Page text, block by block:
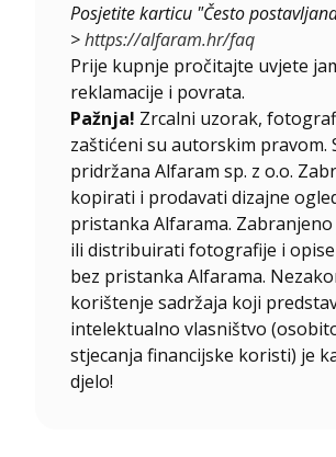
Posjetite karticu "Često
>https://alfaram.hr/faq
Prije kupnje pročitajte uvjete
reklamacije i povrata.
Pažnja! Zrcalni uzorak,
zaštićeni su autorskim pravom.
pridržana Alfaram sp. z o.o.
kopirati i prodavati dizajne
pristanka Alfarama.
ili distribuirati fotografije i
bez pristanka Alfarama.
korištenje sadržaja koji
intelektualno vlasništvo
stjecanja financijske koristi) je
djelo!